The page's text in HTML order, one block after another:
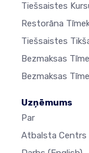
Tiešsaistes
Restorāna
Tiešsaistes
Bezmaksas
Bezmaksas
Uzņēmums
Par
Atbalsta Centrs